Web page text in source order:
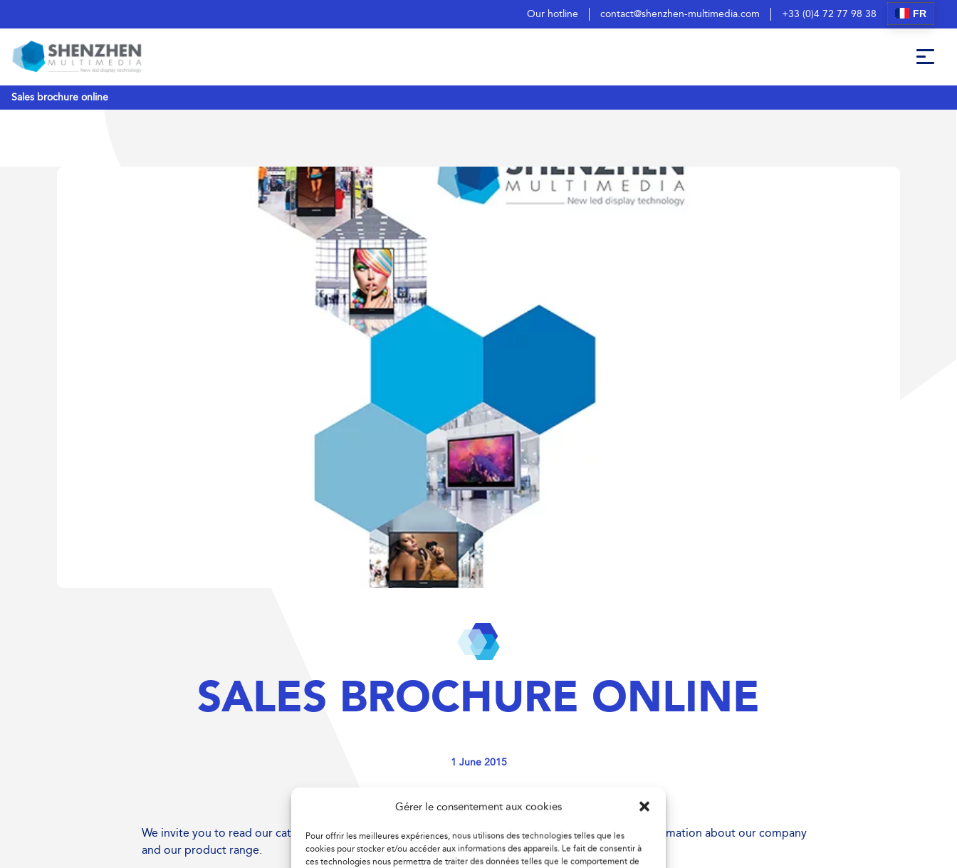
Gérer le consentement aux cookies
Pour offrir les meilleures expériences, nous utilisons des technologies telles que les
cookies pour stocker et/ou accéder aux informations des appareils. Le fait de consentir à
ces technologies nous permettra de traiter des données telles que le comportement de
Our hotline contact@shenzhen-multimedia.com +33 (0)4 72 77 98 38 FR
Sales brochure online
SALES BROCHURE ONLINE
1 June 2015
We invite you to read our catalog, which is now online! On thissales brochureyou can see all the information about our company
and our product range.